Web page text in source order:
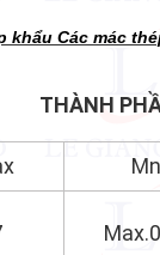
khẩu Các mác
THÀNH
Mn